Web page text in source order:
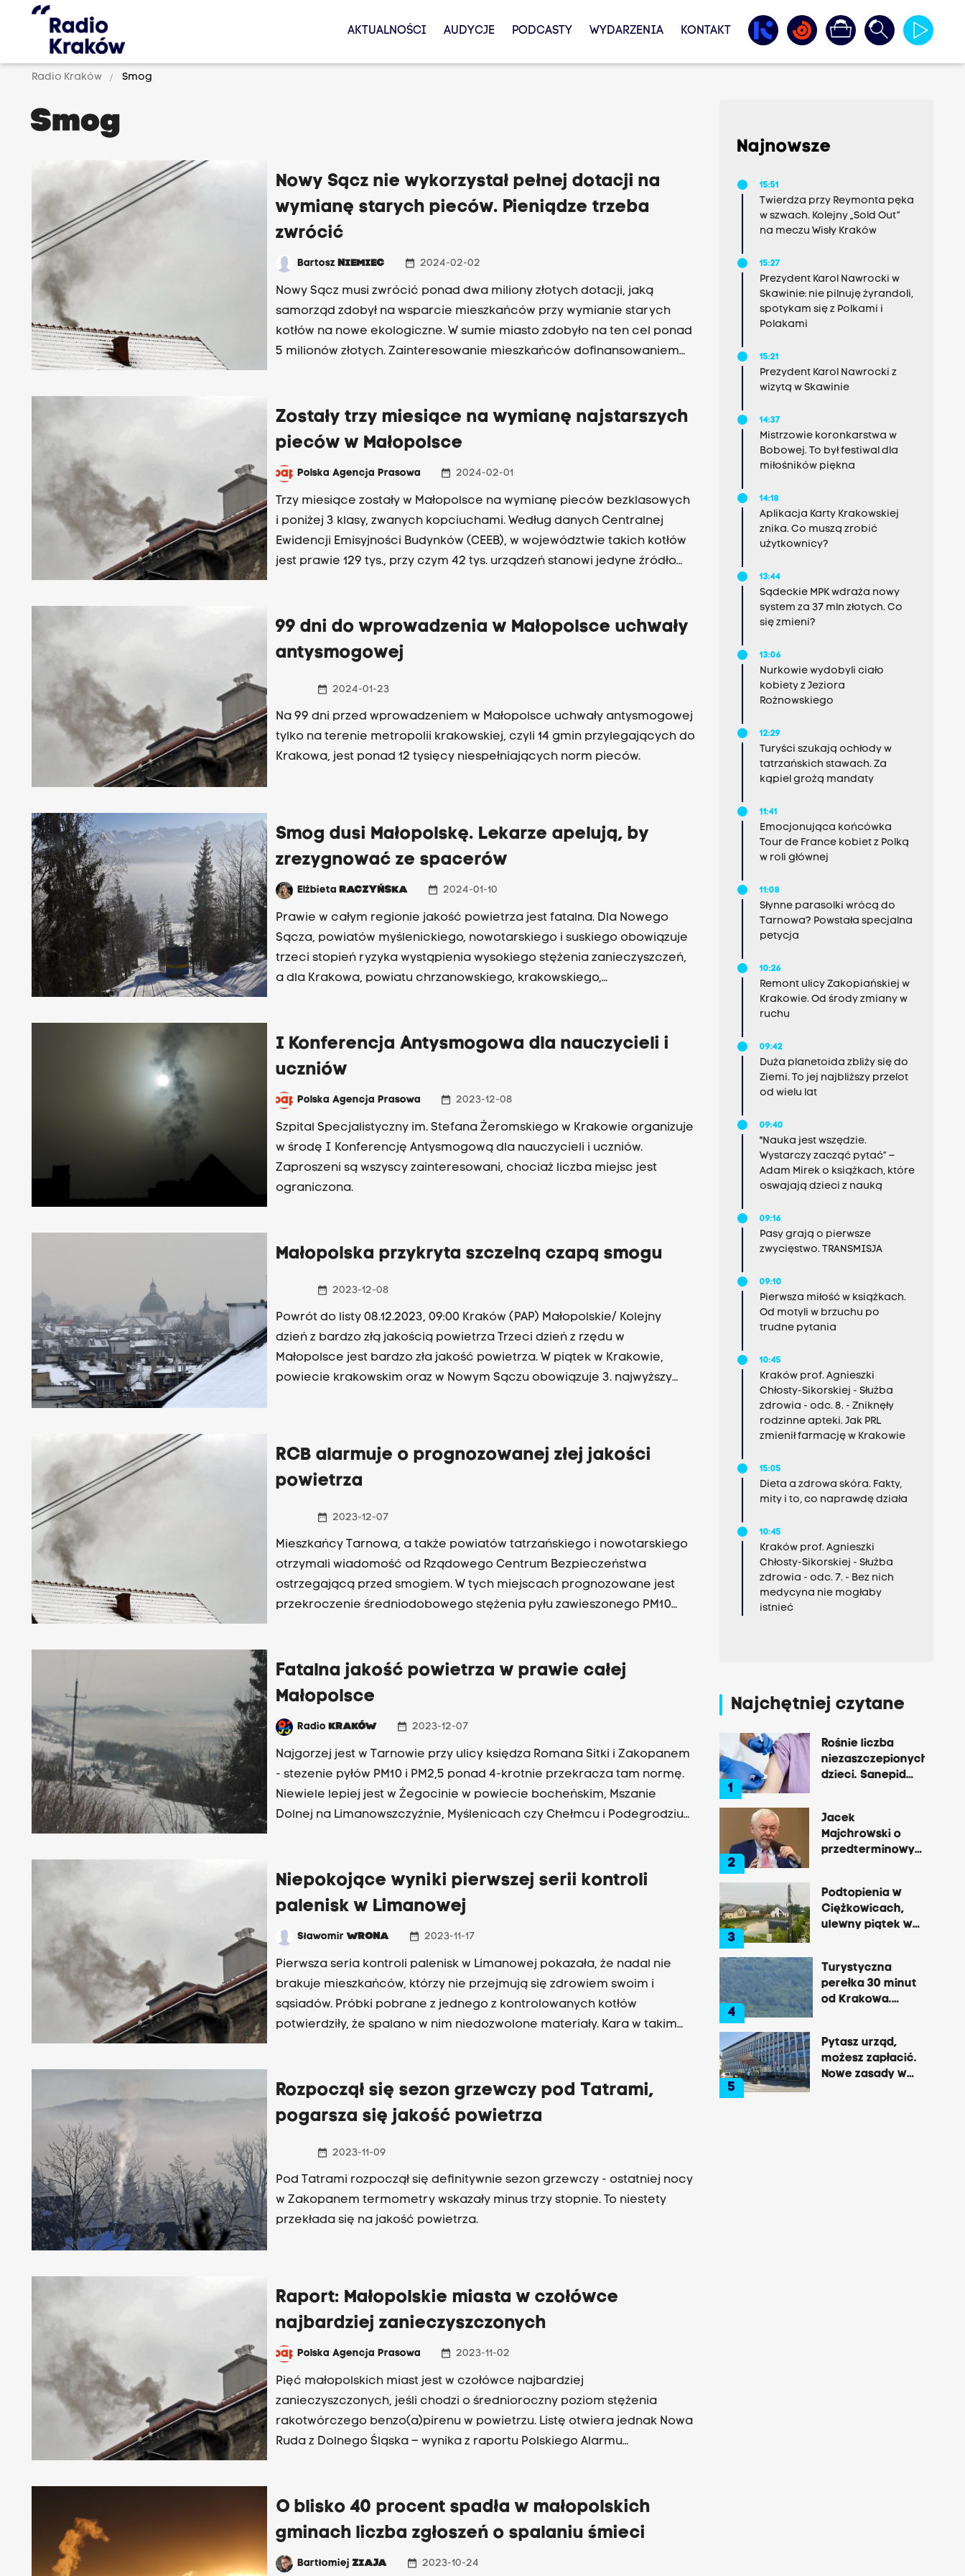
AKTUALNOŚCI AUDYCJE PODCASTY WYDARZENIA KONTAKT
Radio Kraków Smog
Smog
Nowy Sącz nie wykorzystał pełnej dotacji na
wymianę starych pieców. Pieniądze trzeba
zwrócić
BartoszNIEMIEC date_range 2024-02-02
Nowy Sącz musi zwrócić ponad dwa miliony złotych dotacji, jaką
samorząd zdobył na wsparcie mieszkańców przy wymianie starych
kotłów na nowe ekologiczne. W sumie miasto zdobyło na ten cel ponad
5 milionów złotych. Zainteresowanie mieszkańców dofinansowaniem
Zostały trzy miesiące na wymianę najstarszych
pieców w Małopolsce
Polska Agencja Prasowa date_range 2024-02-01
Trzy miesiące zostały w Małopolsce na wymianę pieców bezklasowych
i poniżej 3 klasy, zwanych kopciuchami. Według danych Centralnej
Ewidencji Emisyjności Budynków (CEEB), w województwie takich kotłów
jest prawie 129 tys., przy czym 42 tys. urządzeń stanowi jedyne źródło
99 dni do wprowadzenia w Małopolsce uchwały
antysmogowej
date_range 2024-01-23
Na 99 dni przed wprowadzeniem w Małopolsce uchwały antysmogowej
tylko na terenie metropolii krakowskiej, czyli 14 gmin przylegających do
Krakowa, jest ponad 12 tysięcy niespełniających norm pieców.
Smog dusi Małopolskę. Lekarze apelują, by
zrezygnować ze spacerów
ElżbietaRACZYŃSKA date_range 2024-01-10
Prawie w całym regionie jakość powietrza jest fatalna. Dla Nowego
Sącza, powiatów myślenickiego, nowotarskiego i suskiego obowiązuje
trzeci stopień ryzyka wystąpienia wysokiego stężenia zanieczyszczeń,
a dla Krakowa, powiatu chrzanowskiego, krakowskiego,
I Konferencja Antysmogowa dla nauczycieli i
uczniów
Polska Agencja Prasowa date_range 2023-12-08
Szpital Specjalistyczny im. Stefana Żeromskiego w Krakowie organizuje
w środę I Konferencję Antysmogową dla nauczycieli i uczniów.
Zaproszeni są wszyscy zainteresowani, chociaż liczba miejsc jest
ograniczona.
Małopolska przykryta szczelną czapą smogu
date_range 2023-12-08
Powrót do listy 08.12.2023, 09:00 Kraków (PAP) Małopolskie/ Kolejny
dzień z bardzo złą jakością powietrza Trzeci dzień z rzędu w
Małopolsce jest bardzo zła jakość powietrza. W piątek w Krakowie,
powiecie krakowskim oraz w Nowym Sączu obowiązuje 3. najwyższy
RCB alarmuje o prognozowanej złej jakości
powietrza
date_range 2023-12-07
Mieszkańcy Tarnowa, a także powiatów tatrzańskiego i nowotarskiego
otrzymali wiadomość od Rządowego Centrum Bezpieczeństwa
ostrzegającą przed smogiem. W tych miejscach prognozowane jest
przekroczenie średniodobowego stężenia pyłu zawieszonego PM10
Fatalna jakość powietrza w prawie całej
Małopolsce
RadioKRAKÓW date_range 2023-12-07
Najgorzej jest w Tarnowie przy ulicy księdza Romana Sitki i Zakopanem
- stezenie pyłów PM10 i PM2,5 ponad 4-krotnie przekracza tam normę.
Niewiele lepiej jest w Żegocinie w powiecie bocheńskim, Mszanie
Dolnej na Limanowszczyźnie, Myślenicach czy Chełmcu i Podegrodziu
Niepokojące wyniki pierwszej serii kontroli
palenisk w Limanowej
SławomirWRONA date_range 2023-11-17
Pierwsza seria kontroli palenisk w Limanowej pokazała, że nadal nie
brakuje mieszkańców, którzy nie przejmują się zdrowiem swoim i
sąsiadów. Próbki pobrane z jednego z kontrolowanych kotłów
potwierdziły, że spalano w nim niedozwolone materiały. Kara w takim
Rozpoczął się sezon grzewczy pod Tatrami,
pogarsza się jakość powietrza
date_range 2023-11-09
Pod Tatrami rozpoczął się definitywnie sezon grzewczy - ostatniej nocy
w Zakopanem termometry wskazały minus trzy stopnie. To niestety
przekłada się na jakość powietrza.
Raport: Małopolskie miasta w czołówce
najbardziej zanieczyszczonych
Polska Agencja Prasowa date_range 2023-11-02
Pięć małopolskich miast jest w czołówce najbardziej
zanieczyszczonych, jeśli chodzi o średnioroczny poziom stężenia
rakotwórczego benzo(a)pirenu w powietrzu. Listę otwiera jednak Nowa
Ruda z Dolnego Śląska – wynika z raportu Polskiego Alarmu
O blisko 40 procent spadła w małopolskich
gminach liczba zgłoszeń o spalaniu śmieci
BartłomiejZIAJA date_range 2023-10-24
Najnowsze
15:51
Twierdza przy Reymonta pęka
w szwach. Kolejny „Sold Out”
na meczu Wisły Kraków
15:27
Prezydent Karol Nawrocki w
Skawinie: nie pilnuję żyrandoli,
spotykam się z Polkami i
Polakami
15:21
Prezydent Karol Nawrocki z
wizytą w Skawinie
14:37
Mistrzowie koronkarstwa w
Bobowej. To był festiwal dla
miłośników piękna
14:18
Aplikacja Karty Krakowskiej
znika. Co muszą zrobić
użytkownicy?
13:44
Sądeckie MPK wdraża nowy
system za 37 mln złotych. Co
się zmieni?
13:06
Nurkowie wydobyli ciało
kobiety z Jeziora
Rożnowskiego
12:29
Turyści szukają ochłody w
tatrzańskich stawach. Za
kąpiel grożą mandaty
11:41
Emocjonująca końcówka
Tour de France kobiet z Polką
w roli głównej
11:08
Słynne parasolki wrócą do
Tarnowa? Powstała specjalna
petycja
10:26
Remont ulicy Zakopiańskiej w
Krakowie. Od środy zmiany w
ruchu
09:42
Duża planetoida zbliży się do
Ziemi. To jej najbliższy przelot
od wielu lat
09:40
"Nauka jest wszędzie.
Wystarczy zacząć pytać” –
Adam Mirek o książkach, które
oswajają dzieci z nauką
09:16
Pasy grają o pierwsze
zwycięstwo. TRANSMISJA
09:10
Pierwsza miłość w książkach.
Od motyli w brzuchu po
trudne pytania
10:45
Kraków prof. Agnieszki
Chłosty-Sikorskiej - Służba
zdrowia - odc. 8. - Zniknęły
rodzinne apteki. Jak PRL
zmienił farmację w Krakowie
15:05
Dieta a zdrowa skóra. Fakty,
mity i to, co naprawdę działa
10:45
Kraków prof. Agnieszki
Chłosty-Sikorskiej - Służba
zdrowia - odc. 7. - Bez nich
medycyna nie mogłaby
istnieć
Najchętniej czytane
1
Rośnie liczba
niezaszczepionych
dzieci. Sanepid
jego pracy
2
Jacek
Majchrowski o
przedterminowych
zabawą w
Kraków”
3
Podtopienia w
Ciężkowicach,
ulewny piątek w
4
Turystyczna
perełka 30 minut
od Krakowa.
do lasu
5
Pytasz urząd,
możesz zapłacić.
Nowe zasady w